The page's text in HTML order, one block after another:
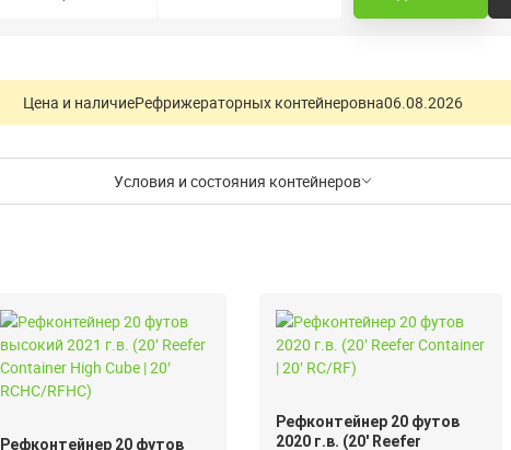
Цена и наличиеРефрижераторных контейнеровна06.08.2026
Условия и состояния контейнеров
Рефконтейнер 20 футов
Рефконтейнер 20 футов
2020 г.в. (20′ Reefer